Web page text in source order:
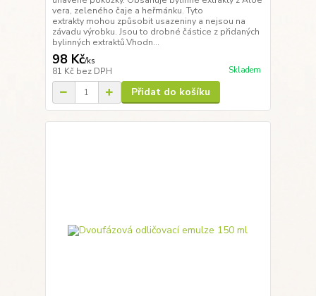
vera, zeleného čaje a heřmánku. Tyto
extrakty mohou způsobit usazeniny a nejsou na
závadu výrobku. Jsou to drobné částice z přidaných
bylinných extraktů.Vhodn...
98 Kč/ks
81 Kč bez DPH Skladem
Přidat do košíku